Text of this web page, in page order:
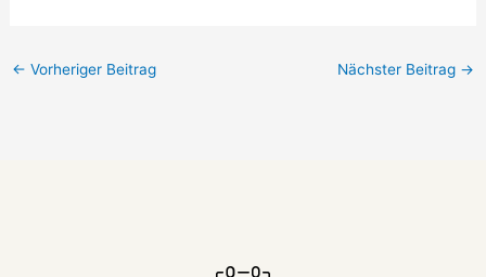
← Vorheriger Beitrag Nächster Beitrag →